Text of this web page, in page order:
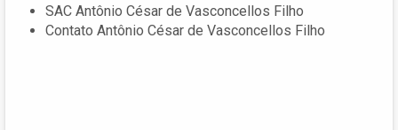
SAC Antônio César de Vasconcellos Filho
Contato Antônio César de Vasconcellos Filho